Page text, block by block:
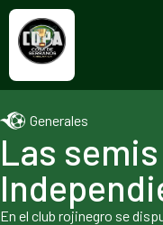
Generales
Las
En el club rojinegro se